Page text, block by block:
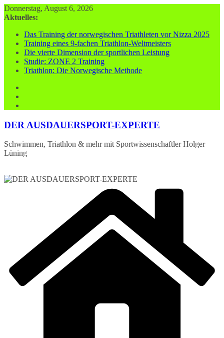
Zum
Inhalt
Donnerstag, August 6, 2026
Aktuelles:
Das Training der norwegischen Triathleten vor Nizza 2025
Training eines 9-fachen Triathlon-Weltmeisters
Die vierte Dimension der sportlichen Leistung
Studie: ZONE 2 Training
Triathlon: Die Norwegische Methode
DER AUSDAUERSPORT-EXPERTE
Schwimmen, Triathlon & mehr mit Sportwissenschaftler Holger
Lüning